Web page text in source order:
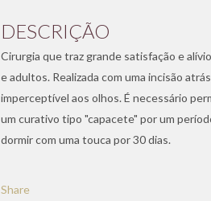
DESCRIÇÃO
Cirurgia que traz grande satisfação e
e adultos. Realizada com uma incisão
imperceptível aos olhos. É necessário
um curativo tipo "capacete" por um
dormir com uma touca por 30 dias.
Share